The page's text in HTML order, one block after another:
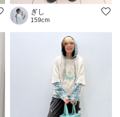
ぎし
159cm